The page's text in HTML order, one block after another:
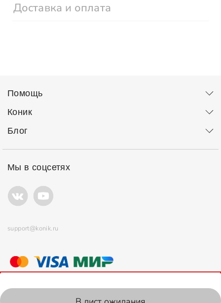
Доставка и оплата
Помощь
Коник
Блог
Мы в соцсетях
support@konik.ru